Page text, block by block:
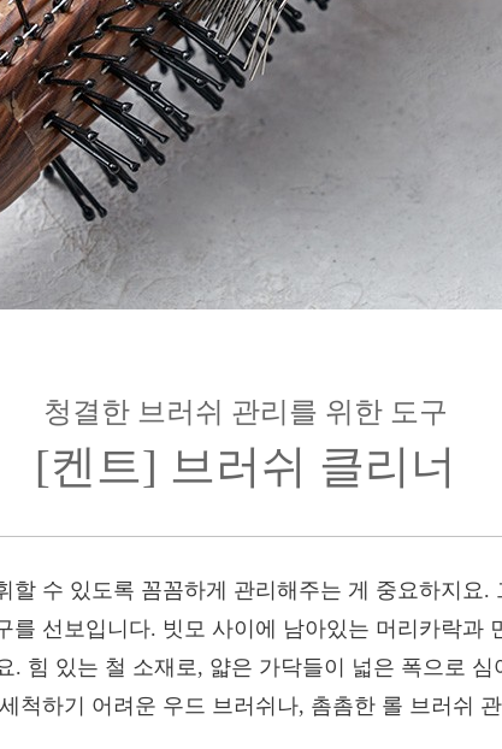
청결한 브러쉬 관리를 위한 도구
[켄트] 브러쉬 클리너
할 수 있도록 꼼꼼하게 관리해주는 게 중요하지요.
를 선보입니다. 빗모 사이에 남아있는 머리카락과
. 힘 있는 철 소재로, 얇은 가닥들이 넓은 폭으로 심
척하기 어려운 우드 브러쉬나, 촘촘한 롤 브러쉬